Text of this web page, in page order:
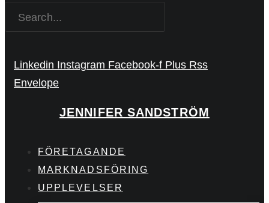
Linkedin Instagram Facebook-f Plus Rss
Envelope
JENNIFER SANDSTRÖM
FÖRETAGANDE
MARKNADSFÖRING
UPPLEVELSER